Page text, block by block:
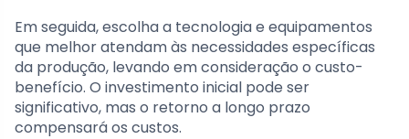
Em seguida, escolha a tecnologia e equipamentos
que melhor atendam às necessidades específicas
da produção, levando em consideração o custo-
benefício. O investimento inicial pode ser
significativo, mas o retorno a longo prazo
compensará os custos.